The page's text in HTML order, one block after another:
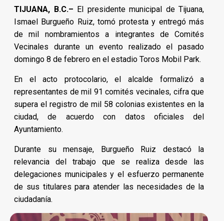
TIJUANA, B.C.– El presidente municipal de Tijuana,
Ismael Burgueño Ruiz, tomó protesta y entregó más
de mil nombramientos a integrantes de Comités
Vecinales durante un evento realizado el pasado
domingo 8 de febrero en el estadio Toros Mobil Park.
En el acto protocolario, el alcalde formalizó a
representantes de mil 91 comités vecinales, cifra que
supera el registro de mil 58 colonias existentes en la
ciudad, de acuerdo con datos oficiales del
Ayuntamiento.
Durante su mensaje, Burgueño Ruiz destacó la
relevancia del trabajo que se realiza desde las
delegaciones municipales y el esfuerzo permanente
de sus titulares para atender las necesidades de la
ciudadanía.